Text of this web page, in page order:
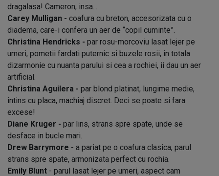
dragalasa! Cameron, insa...
Carey Mulligan - coafura cu breton, accesorizata cu o
diadema, care-i confera un aer de “copil cuminte”.
Christina Hendricks - par rosu-morcoviu lasat lejer pe
umeri, pometii fardati puternic si buzele rosii, in totala
dizarmonie cu nuanta parului si cea a rochiei, ii dau un aer
artificial.
Christina Aguilera - par blond platinat, lungime medie,
intins cu placa, machiaj discret. Deci se poate si fara
excese!
Diane Kruger - par lins, strans spre spate, unde se
desface in bucle mari.
Drew Barrymore - a pariat pe o coafura clasica, parul
strans spre spate, armonizata perfect cu rochia.
Emily Blunt - parul lasat lejer pe umeri, aspect cam